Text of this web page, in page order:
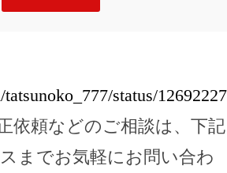
status/
依頼などのご相談は、下記
までお気軽にお問い合わ